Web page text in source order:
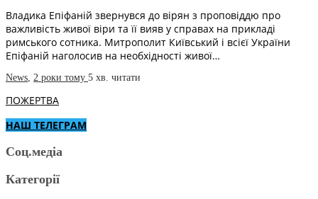
Владика Епіфаній звернувся до вірян з проповіддю про
важливість живої віри та її вияв у справах на прикладі
римського сотника. Митрополит Київський і всієї України
Епіфаній наголосив на необхідності живої…
News, 2 роки тому 5 хв. читати
ПОЖЕРТВА
НАШ ТЕЛЕГРАМ
Соц.медіа
Категорії